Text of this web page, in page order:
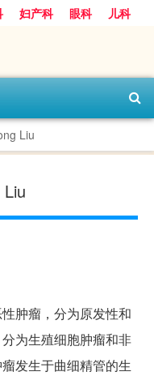
妇产科 眼科
儿科
Liu
肿瘤，分为原发性和
为生殖细胞肿瘤和非
发生于曲细精管的生